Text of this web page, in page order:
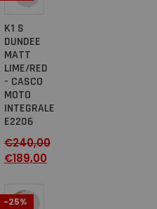
K1 S
DUNDEE
MATT
LIME/RED
- CASCO
MOTO
INTEGRALE
E2206
€240,00
€189,00
-25%